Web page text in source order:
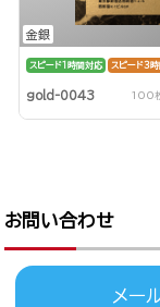
金銀
スピード1時間対応 スピード3
gold-0043 100
お問い合わせ
メー